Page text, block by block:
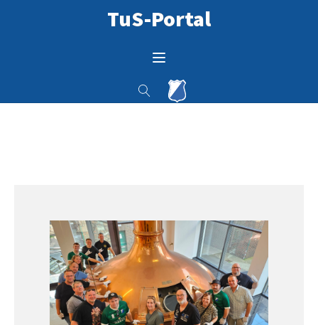
TuS-Portal